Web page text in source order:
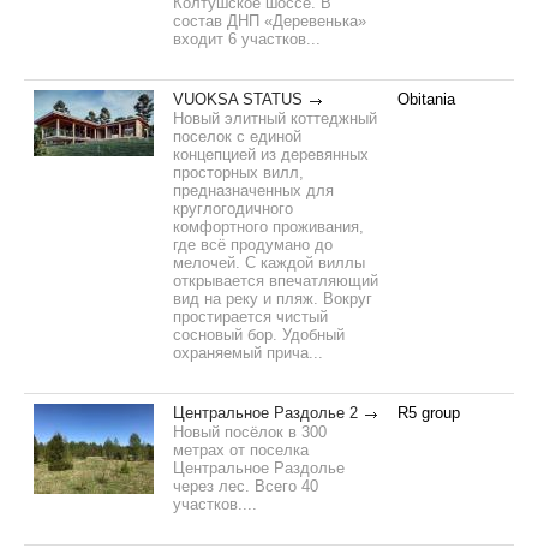
состав ДНП «Деревенька»
входит 6 участков...
VUOKSA STATUS
Новый элитный коттеджный
поселок с единой
концепцией из деревянных
просторных вилл,
предназначенных для
круглогодичного
комфортного проживания,
где всё продумано до
мелочей. С каждой виллы
открывается впечатляющий
вид на реку и пляж. Вокруг
простирается чистый
сосновый бор. Удобный
охраняемый прича...
Obitania
Центральное Раздолье 2
Новый посёлок в 300
метрах от поселка
Центральное Раздолье
через лес. Всего 40
участков....
R5 group